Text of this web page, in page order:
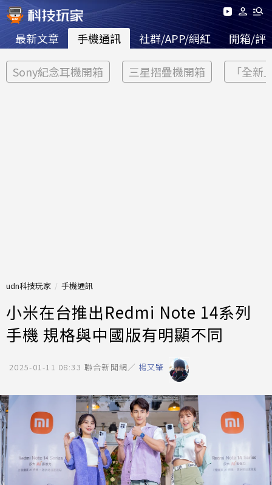
最新文章 手機通訊 社群/APP/網紅 開箱/評
Sony紀念耳機開箱 三星摺疊機開箱 「全新
udn科技玩家 手機通訊
小米在台推出Redmi Note 14系列
手機 規格與中國版有明顯不同
2025-01-11 08:33 聯合新聞網／ 楊又肇